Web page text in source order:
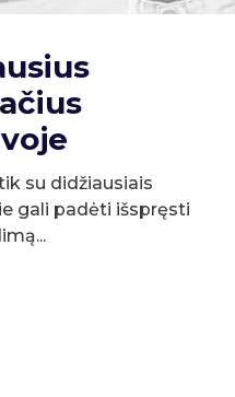
su didžiausiais
gali padėti išspręsti